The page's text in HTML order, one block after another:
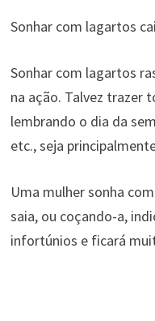
Sonhar com lagartos
Sonhar com lagartos
na ação. Talvez trazer
lembrando o dia da
etc., seja
Uma mulher sonha
saia, ou coçando-a,
infortúnios e ficará